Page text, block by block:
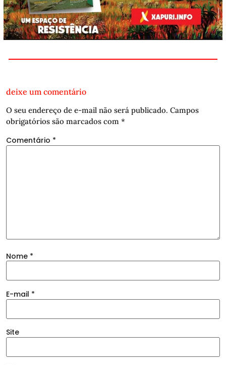
deixe um comentário
O seu endereço de e-mail não será publicado. Campos
obrigatórios são marcados com *
Comentário *
Nome *
E-mail *
Site